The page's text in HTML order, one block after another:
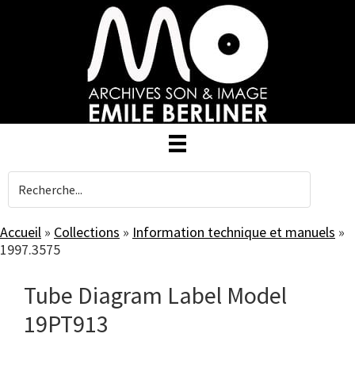
Accueil » Collections » Information technique et manuels »
1997.3575
Tube Diagram Label Model
19PT913